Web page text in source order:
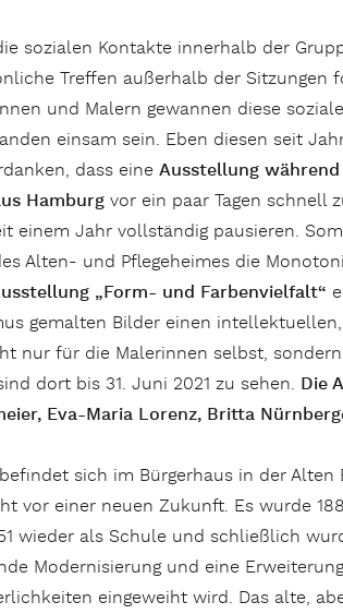
sozialen Kontakte innerhalb der
Treffen außerhalb der Sitzungen
und Malern gewannen diese
einsam sein. Eben diesen seit
dass eine Ausstellung
Hamburgvor ein paar Tagen schnell
einem Jahr vollständig pausieren.
Alten- und Pflegeheimes die
„Form- und Farbenvielfalt“
gemalten Bilder einen
nur für die Malerinnen selbst,
dort bis 31. Juni 2021 zu sehen. Die
Eva-Maria Lorenz, Britta
sich im Bürgerhaus in der
vor einer neuen Zukunft. Es wurde
wieder als Schule und schließlich
Modernisierung und eine
eingeweiht wird. Das alte,